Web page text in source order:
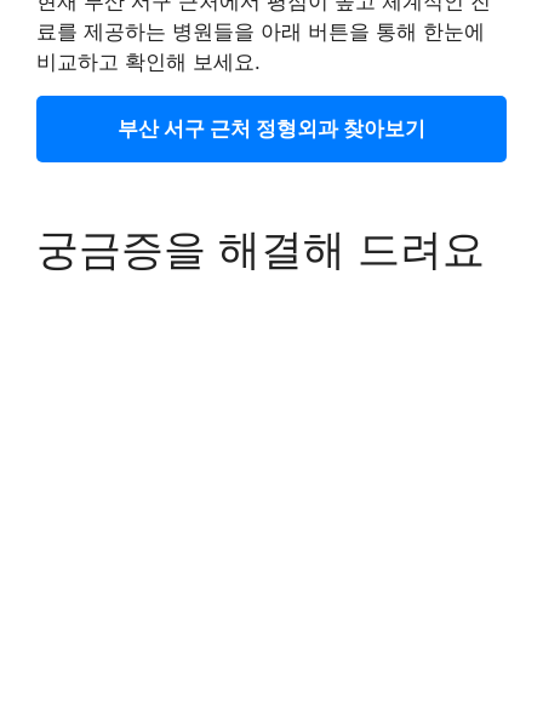
료를 제공하는 병원들을 아래 버튼을 통해 한눈에
비교하고 확인해 보세요.
부산 서구 근처 정형외과 찾아보기
궁금증을 해결해 드려요